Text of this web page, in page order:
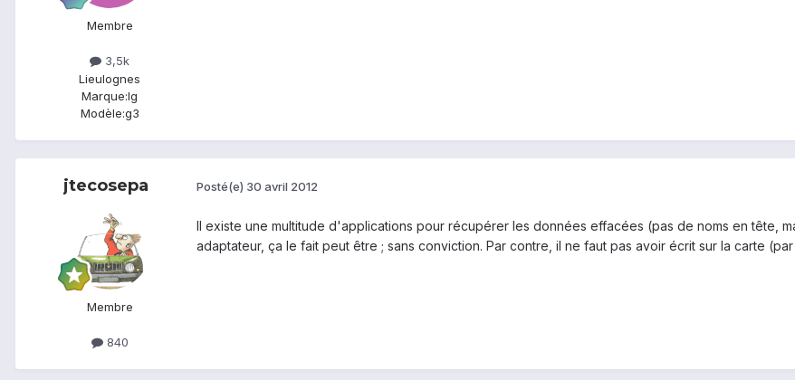
Membre
3,5k
Lieulognes
Marque:lg
Modèle:g3
jtecosepa
Membre
840
Posté(e) 30 avril 2012
Il existe une multitude d'applications pour récupérer les données effacées (pas de noms en tête,
adaptateur, ça le fait peut être ; sans conviction. Par contre, il ne faut pas avoir écrit sur la carte